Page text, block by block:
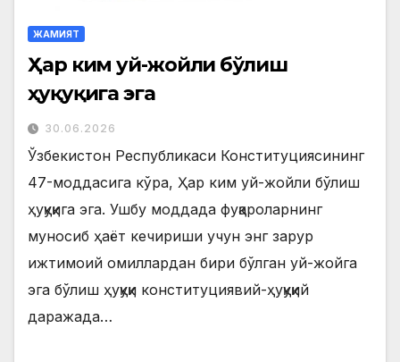
ЖАМИЯТ
Ҳар ким уй-жойли бўлиш
ҳуқуқига эга
30.06.2026
Ўзбекистон Республикаси Конституциясининг
47-моддасига кўра, Ҳар ким уй-жойли бўлиш
ҳуқуқига эга. Ушбу моддада фуқароларнинг
муносиб ҳаёт кечириши учун энг зарур
ижтимоий омиллардан бири бўлган уй-жойга
эга бўлиш ҳуқуқи конституциявий-ҳуқуқий
даражада…